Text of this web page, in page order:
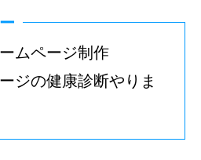
ムページ制作
ジの健康診断やりま